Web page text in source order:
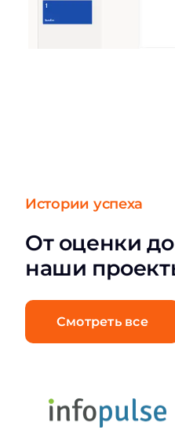
Истории успеха
От оценки
наши
Смотреть все